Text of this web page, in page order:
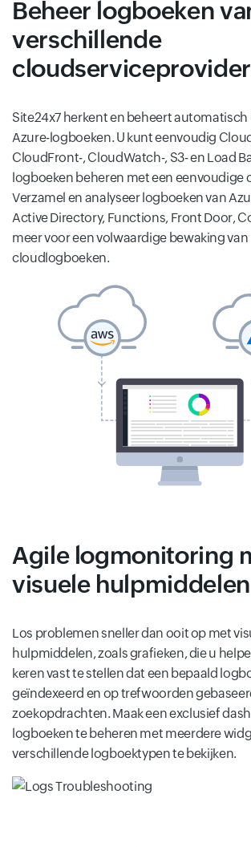
Beheer logboeken
verschillende
Site24x7 herkent en beheert automatisch
Azure-logboeken. U kunt eenvoudig
CloudFront-, CloudWatch-, S3- en Load
logboeken beheren met een eenvoudige
Verzamel en analyseer logboeken van
Active Directory, Functions, Front Door,
meer voor een volwaardige bewaking van
cloudlogboeken.
Agile logmonitoring
visuele hulpmiddelen
Los problemen sneller dan ooit op met
hulpmiddelen, zoals grafieken, die u
keren vast te stellen dat een bepaald
geïndexeerd en op trefwoorden
zoekopdrachten. Maak een exclusief
logboeken te beheren met meerdere
verschillende logboektypen te bekijken.